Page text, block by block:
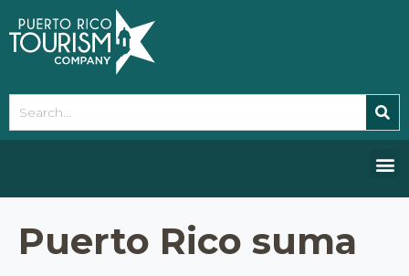
note:
This
website
accessibility
Puerto Rico suma